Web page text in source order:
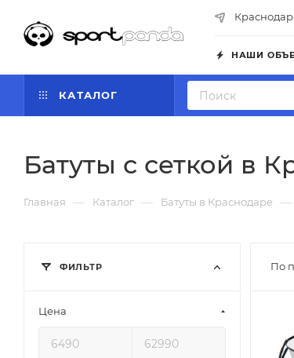
Краснодар
НАШИ
КАТАЛОГ
Батуты с сеткой в
Главная — Каталог — Батуты в Краснодаре —
По
ФИЛЬТР
Цена